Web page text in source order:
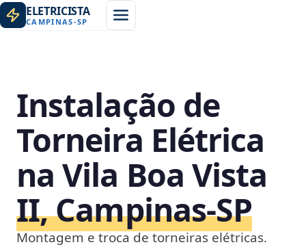
ELETRICISTA
CAMPINAS-SP
Instalação de
Torneira Elétrica
na Vila Boa Vista
II, Campinas‑SP
Montagem e troca de torneiras elétricas.